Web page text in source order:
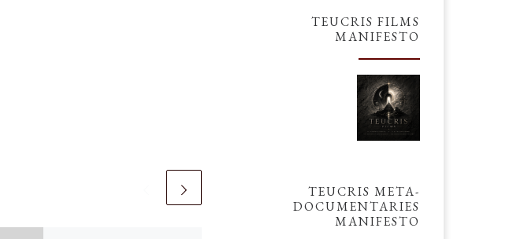
TEUCRIS FILMS
MANIFESTO
TEUCRIS META-
DOCUMENTARIES
MANIFESTO